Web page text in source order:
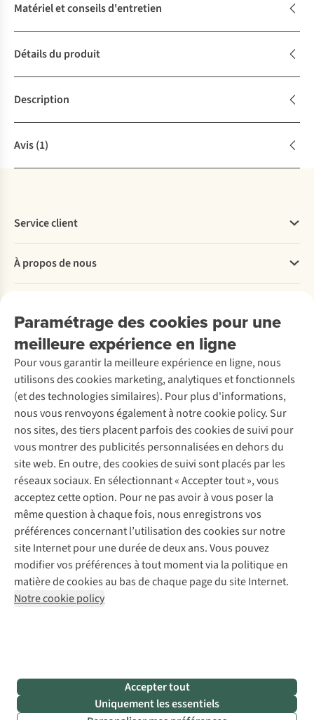
Matériel et conseils d'entretien
Détails du produit
Description
Avis(1)
Paramétrage des cookies pour une
meilleure expérience en ligne
Pour vous garantir la meilleure expérience en ligne, nous
utilisons des cookies marketing, analytiques et fonctionnels
(et des technologies similaires). Pour plus d'informations,
nous vous renvoyons également à notre cookie policy. Sur
nos sites, des tiers placent parfois des cookies de suivi pour
vous montrer des publicités personnalisées en dehors du
site web. En outre, des cookies de suivi sont placés par les
réseaux sociaux. En sélectionnant « Accepter tout », vous
acceptez cette option. Pour ne pas avoir à vous poser la
même question à chaque fois, nous enregistrons vos
préférences concernant l’utilisation des cookies sur notre
site Internet pour une durée de deux ans. Vous pouvez
modifier vos préférences à tout moment via la politique en
matière de cookies au bas de chaque page du site Internet.
Notre cookie policy
Accepter tout
Uniquement les essentiels
Service client
Commander
Payer
Retourner
Rétractation d'une commande
Entretien & réparations
Garantie
Contactez-nous
À propos de nous
Entreprise responsable
À propos d’Ayacucho
Nos magasins
À propos d’A.S.Adventure
Déclaration d'accessibilité
Location / Location sports d’hiver
Seconde-main
Entretien de ski
Service de lavage
Entretien de chaussures
Réparation de chaussures
Réparation de vêtements
Retouches
Pour les entreprises
Découvrez
A.S.Magazine
Explore Camp
Expertise & conseils
Abonnez-vous à la newsletter
Suivez-nous
Mentions légales
Politique de confidentialité
Conditions générales
Cookie Policy